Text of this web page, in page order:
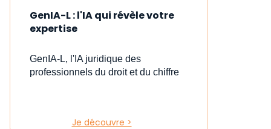
GenIA-L : l'IA qui révèle votre
expertise
GenIA-L, l'IA juridique des
professionnels du droit et du chiffre
Je découvre >